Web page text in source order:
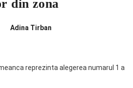
din zona
Adina Tirban